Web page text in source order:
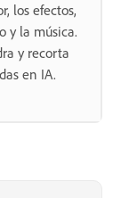
los efectos,
y la música.
y recorta
en IA.